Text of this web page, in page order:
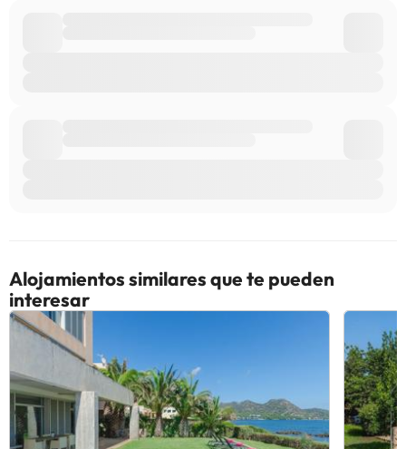
Alojamientos similares que te pueden
interesar